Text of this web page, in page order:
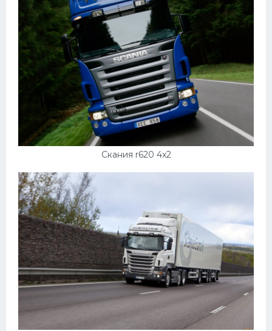
Скания r620 4x2